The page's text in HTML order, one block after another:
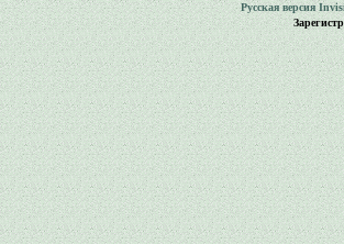
Русская версия